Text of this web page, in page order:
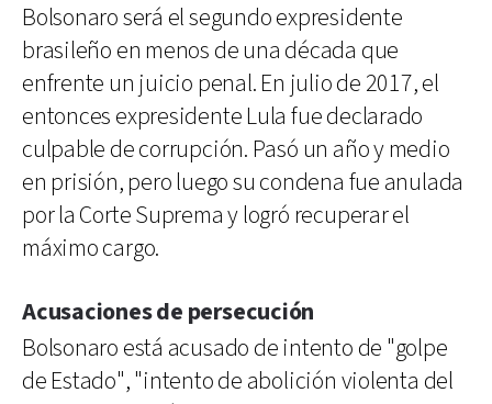
Bolsonaro será el segundo expresidente
brasileño en menos de una década que
enfrente un juicio penal. En julio de 2017, el
entonces expresidente Lula fue declarado
culpable de corrupción. Pasó un año y medio
en prisión, pero luego su condena fue anulada
por la Corte Suprema y logró recuperar el
máximo cargo.
Acusaciones de persecución
Bolsonaro está acusado de intento de "golpe
de Estado", "intento de abolición violenta del